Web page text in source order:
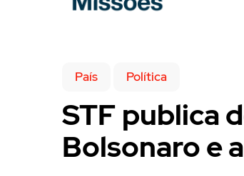
País Política
STF publica
Bolsonaro e